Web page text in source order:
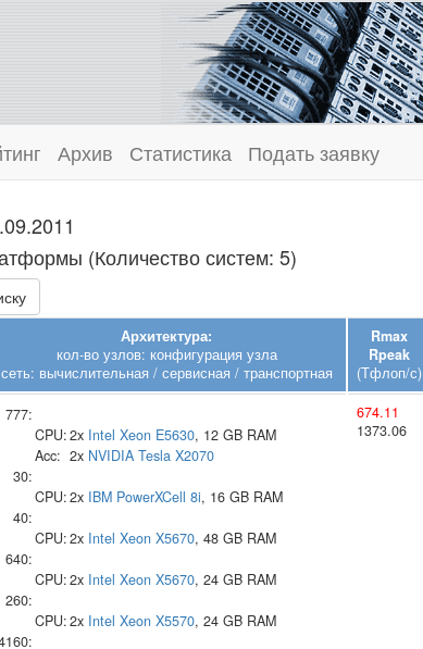
Архив Статистика Подать заявку
(Количество систем: 5)
Архитектура:
кол-во узлов: конфигурация узла
сеть: вычислительная / сервисная / транспортная
Rmax
Rpeak
(Тфлоп/с)
777:
CPU:2x Intel Xeon E5630, 12 GB RAM
Acc: 2x NVIDIA Tesla X2070
30:
CPU:2x IBM PowerXCell 8i, 16 GB RAM
40:
CPU:2x Intel Xeon X5670, 48 GB RAM
640:
CPU:2x Intel Xeon X5670, 24 GB RAM
260:
CPU:2x Intel Xeon X5570, 24 GB RAM
674.11
1373.06